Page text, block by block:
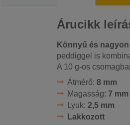
Árucikk
Könnyű és
peddiggel is
A 10 g-os
Átmérő: 8 mm
Magasság: 7 mm
Lyuk: 2,5 mm
Lakkozott